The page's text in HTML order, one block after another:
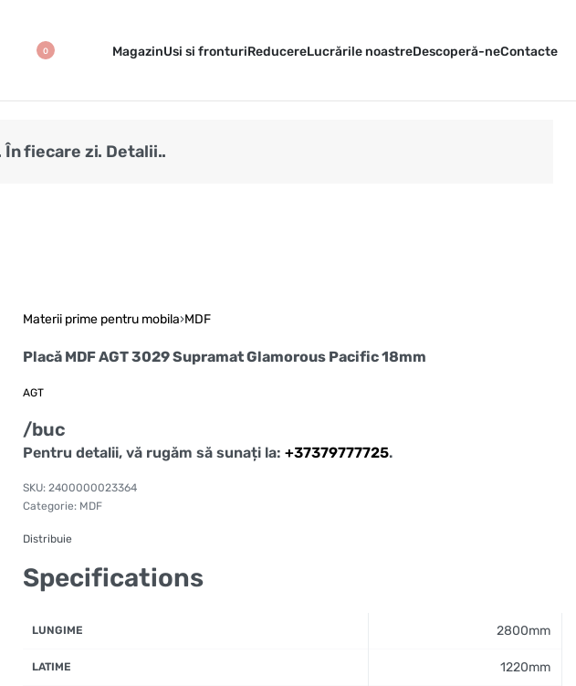
0 MagazinUsi si fronturiReducereLucrările noastreDescoperă-neContacte
fiecare zi. Detalii..
Materii prime pentru mobila›MDF
Placă MDF AGT 3029 Supramat Glamorous Pacific 18mm
AGT
/buc
Pentru detalii, vă rugăm să sunați la: +37379777725.
2400000023364
Categorie: MDF
Distribuie
Specifications
LUNGIME 2800mm
LATIME 1220mm